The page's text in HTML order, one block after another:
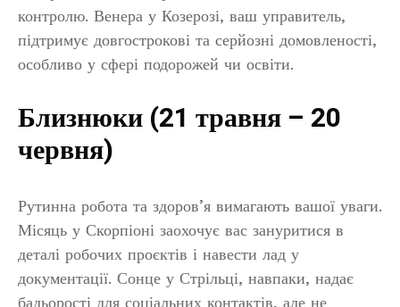
контролю. Венера у Козерозі, ваш управитель,
підтримує довгострокові та серйозні домовленості,
особливо у сфері подорожей чи освіти.
Близнюки (21 травня – 20
червня)
Рутинна робота та здоров’я вимагають вашої уваги.
Місяць у Скорпіоні заохочує вас зануритися в
деталі робочих проєктів і навести лад у
документації. Сонце у Стрільці, навпаки, надає
бадьорості для соціальних контактів, але не